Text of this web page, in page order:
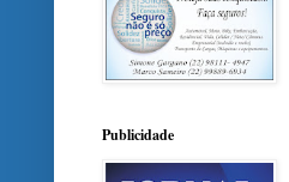
Publicidade